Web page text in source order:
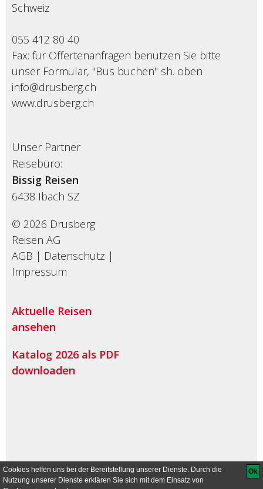
Schweiz
055 412 80 40
Fax: für Offertenanfragen benutzen Sie bitte
unser Formular, "Bus buchen" sh. oben
info@drusberg.ch
www.drusberg.ch
Unser Partner
Reisebüro:
Bissig Reisen
6438 Ibach SZ
© 2026 Drusberg
Reisen AG
AGB | Datenschutz |
Impressum
Aktuelle Reisen
ansehen
Katalog 2026 als PDF
downloaden